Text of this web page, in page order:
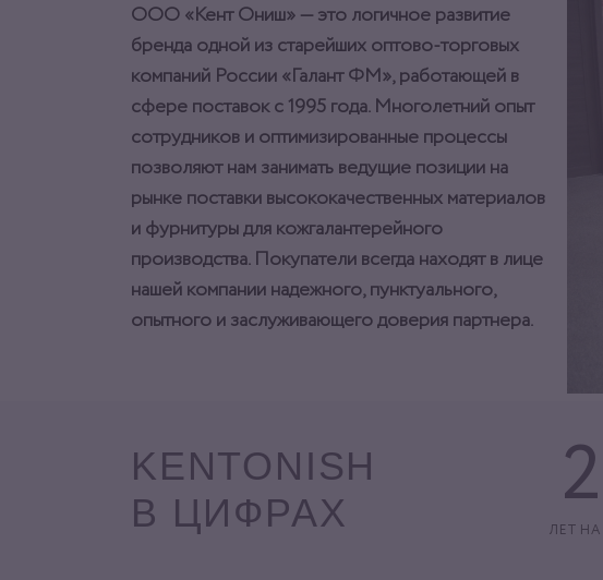
ООО «Кент Ониш» — это логичное развитие
бренда одной из старейших оптово-торговых
компаний России «Галант ФМ», работающей в
сфере поставок с 1995 года. Многолетний опыт
сотрудников и оптимизированные процессы
позволяют нам занимать ведущие позиции на
рынке поставки высококачественных материалов
и фурнитуры для кожгалантерейного
производства. Покупатели всегда находят в лице
нашей компании надежного, пунктуального,
опытного и заслуживающего доверия партнера.
KENTONISH
В ЦИФРАХ
ЛЕТ НА